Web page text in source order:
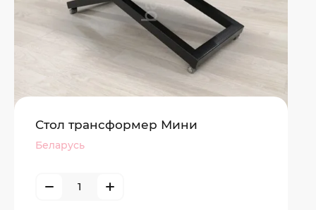
Стол трансформер Мини
Беларусь